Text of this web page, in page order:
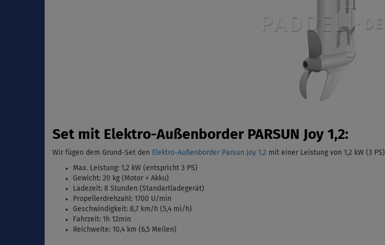
Set mit Elektro-Außenborder PARSUN Joy 1,2:
Wir fügen dem Grund-Set den Elektro-Außenborder Parsun Joy 1,2 mit einer Leistung von 1,2 kW (3 PS)
Max. Leistung: 1,2 kW (entspricht 3 PS)
Gewicht: 20 kg (Motor + Akku)
Ladezeit: 8 Stunden (Standartladegerät)
Propellerdrehzahl: 1700 U/min
Geschwindigkeit: 8,7 km/h (5,4 mi/h)
Fahrzeit: 1h 12min
Reichweite: 10,4 km (6,5 Meilen)